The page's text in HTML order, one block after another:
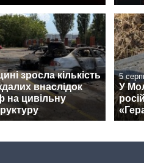
зросла кількість
внаслідок
на цивільну
5
У